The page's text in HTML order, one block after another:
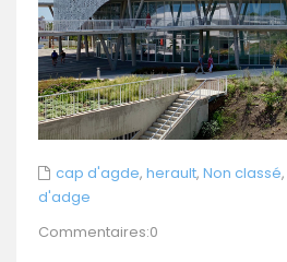
cap d'agde, herault, Non classé,
d'adge
Commentaires:0